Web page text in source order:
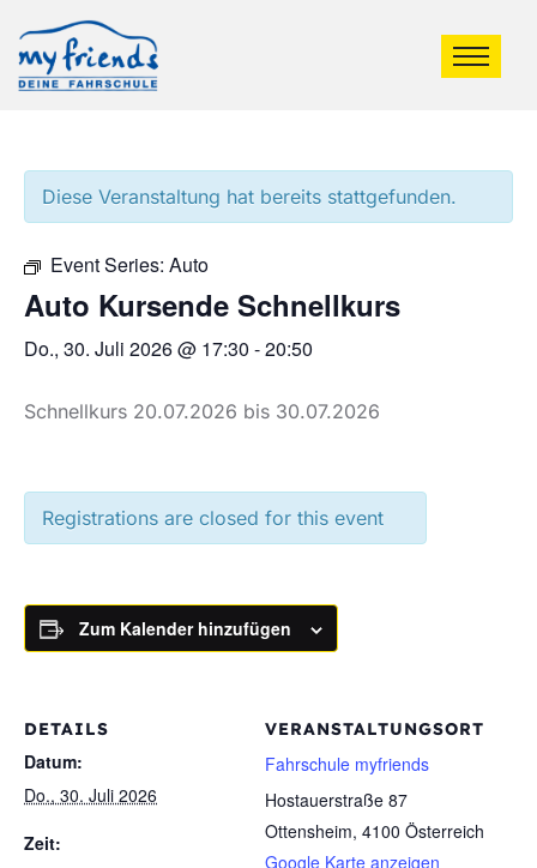
Diese Veranstaltung hat bereits stattgefunden.
Event Series: Auto
Auto Kursende Schnellkurs
Do., 30. Juli 2026 @ 17:30 -20:50
Schnellkurs 20.07.2026 bis 30.07.2026
Registrations are closed for this event
Zum Kalender hinzufügen
DETAILS
Datum:
Do., 30. Juli 2026
Zeit:
VERANSTALTUNGSORT
Fahrschule myfriends
Hostauerstraße 87
Ottensheim, 4100 Österreich
Google Karte anzeigen